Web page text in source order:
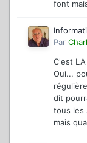
font
Par
C'est
Oui...
dit
tous les
mais